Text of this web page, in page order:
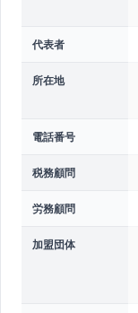
代表者
所在地
電話番号
税務顧問
労務顧問
加盟団体